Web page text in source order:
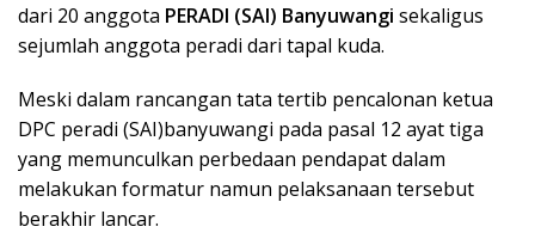
dari 20 anggota PERADI (SAI) Banyuwangi sekaligus
sejumlah anggota peradi dari tapal kuda.
Meski dalam rancangan tata tertib pencalonan ketua
DPC peradi (SAI)banyuwangi pada pasal 12 ayat tiga
yang memunculkan perbedaan pendapat dalam
melakukan formatur namun pelaksanaan tersebut
berakhir lancar.